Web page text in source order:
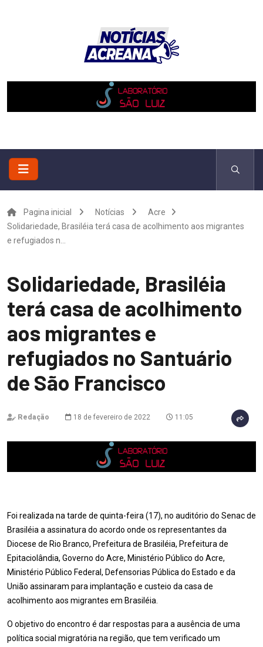
Pagina inicial Notícias
Acre
Solidariedade, Brasiléia terá casa de acolhimento aos migrantes
e refugiados n...
Solidariedade, Brasiléia
terá casa de acolhimento
aos migrantes e
refugiados no Santuário
de São Francisco
Redação 18 de fevereiro de 2022 11:05
Foi realizada na tarde de quinta-feira (17), no auditório do Senac de
Brasiléia a assinatura do acordo onde os representantes da
Diocese de Rio Branco, Prefeitura de Brasiléia, Prefeitura de
Epitaciolândia, Governo do Acre, Ministério Público do Acre,
Ministério Público Federal, Defensorias Pública do Estado e da
União assinaram para implantação e custeio da casa de
acolhimento aos migrantes em Brasiléia.
O objetivo do encontro é dar respostas para a ausência de uma
política social migratória na região, que tem verificado um